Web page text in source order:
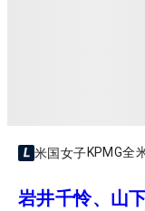
米国女子KPMG全
岩井千怜、山